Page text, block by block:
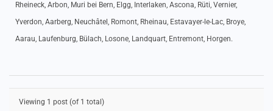
Rheineck, Arbon, Muri bei Bern, Elgg, Interlaken, Ascona, Rüti, Vernier,
Yverdon, Aarberg, Neuchâtel, Romont, Rheinau, Estavayer-le-Lac, Broye,
Aarau, Laufenburg, Bülach, Losone, Landquart, Entremont, Horgen.
Viewing 1 post (of 1 total)